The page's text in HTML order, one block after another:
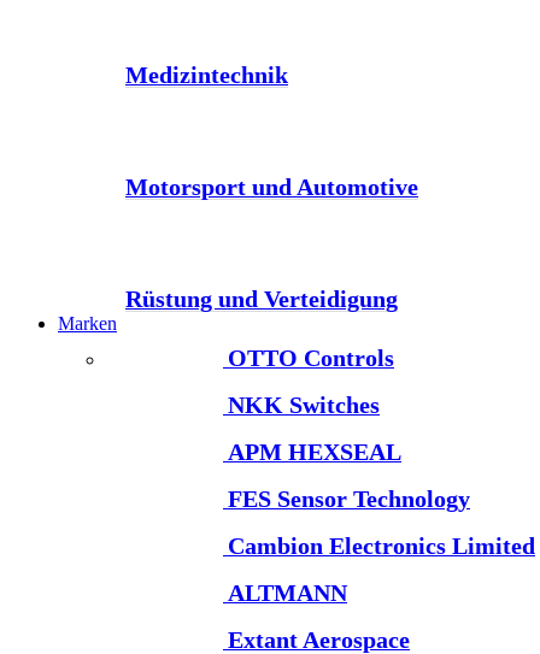
Medizintechnik
Motorsport und Automotive
Rüstung und Verteidigung
Marken
OTTO Controls
NKK Switches
APM HEXSEAL
FES Sensor Technology
Cambion Electronics Limited
ALTMANN
Extant Aerospace